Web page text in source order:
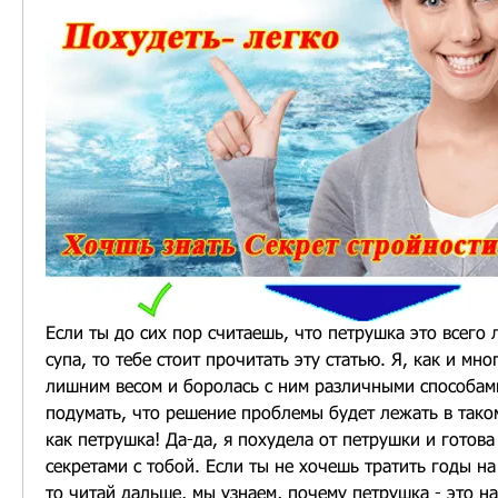
Если ты до сих пор считаешь, что петрушка это всего
супа, то тебе стоит прочитать эту статью. Я, как и
лишним весом и боролась с ним различными
подумать, что решение проблемы будет лежать в
как петрушка! Да-да, я похудела от петрушки и
секретами с тобой. Если ты не хочешь тратить годы